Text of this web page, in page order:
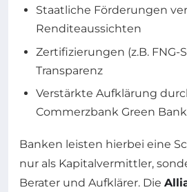
Staatliche Förderungen
Renditeaussichten
Zertifizierungen (z.B. FNG-
Transparenz
Verstärkte Aufklärung
Commerzbank Green
Banken leisten hierbei eine
nur als Kapitalvermittler,
Berater und Aufklärer. Die